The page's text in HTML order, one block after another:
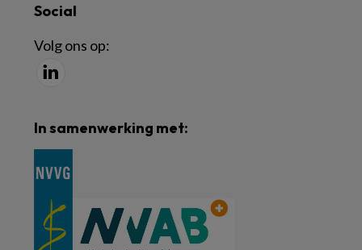
Social
Volg ons op:
In samenwerking met: